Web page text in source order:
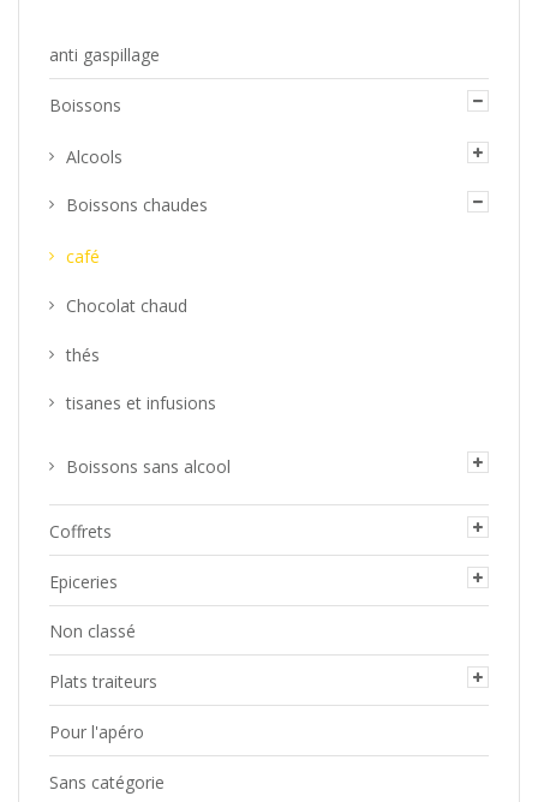
anti gaspillage
Boissons
Alcools
Boissons chaudes
café
Chocolat chaud
thés
tisanes et infusions
Boissons sans alcool
Coffrets
Epiceries
Non classé
Plats traiteurs
Pour l'apéro
Sans catégorie